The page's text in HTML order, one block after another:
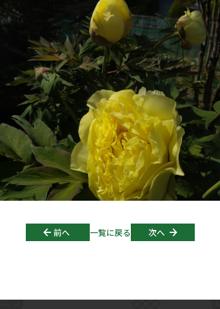
Post navigation
前へ 一覧に戻る 次へ